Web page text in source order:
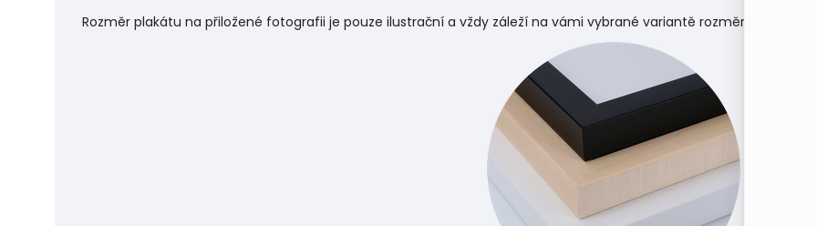
Rozměr plakátu na přiložené fotografii je pouze ilustrační a vždy záleží na vámi vybrané variantě rozměru.